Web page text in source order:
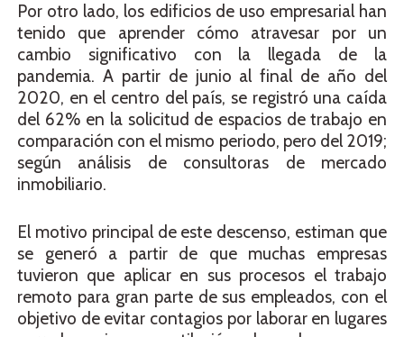
Por otro lado, los edificios de uso empresarial han
tenido que aprender cómo atravesar por un
cambio significativo con la llegada de la
pandemia. A partir de junio al final de año del
2020, en el centro del país, se registró una caída
del 62% en la solicitud de espacios de trabajo en
comparación con el mismo periodo, pero del 2019;
según análisis de consultoras de mercado
inmobiliario.
El motivo principal de este descenso, estiman que
se generó a partir de que muchas empresas
tuvieron que aplicar en sus procesos el trabajo
remoto para gran parte de sus empleados, con el
objetivo de evitar contagios por laborar en lugares